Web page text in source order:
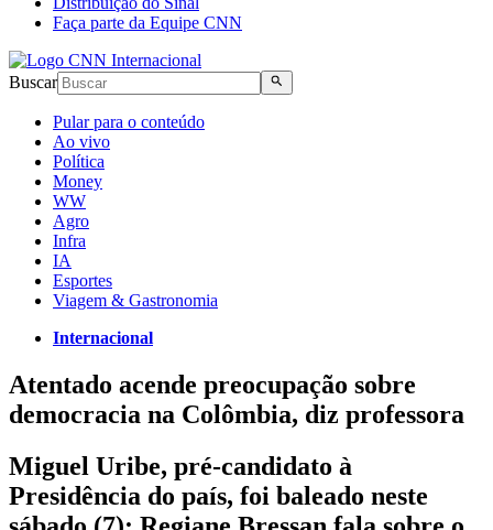
Faça parte da Equipe CNN
Buscar
Pular para o conteúdo
Ao vivo
Política
Money
WW
Agro
Infra
IA
Esportes
Viagem & Gastronomia
Internacional
Atentado acende preocupação sobre
democracia na Colômbia, diz professora
Miguel Uribe, pré-candidato à
Presidência do país, foi baleado neste